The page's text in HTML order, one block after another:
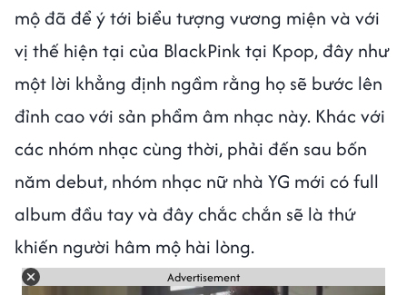
mộ đã để ý tới biểu tượng vương miện và với
vị thế hiện tại của BlackPink tại Kpop, đây như
một lời khẳng định ngầm rằng họ sẽ bước lên
đỉnh cao với sản phẩm âm nhạc này. Khác với
các nhóm nhạc cùng thời, phải đến sau bốn
năm debut, nhóm nhạc nữ nhà YG mới có full
album đầu tay và đây chắc chắn sẽ là thứ
khiến người hâm mộ hài lòng.
Advertisement